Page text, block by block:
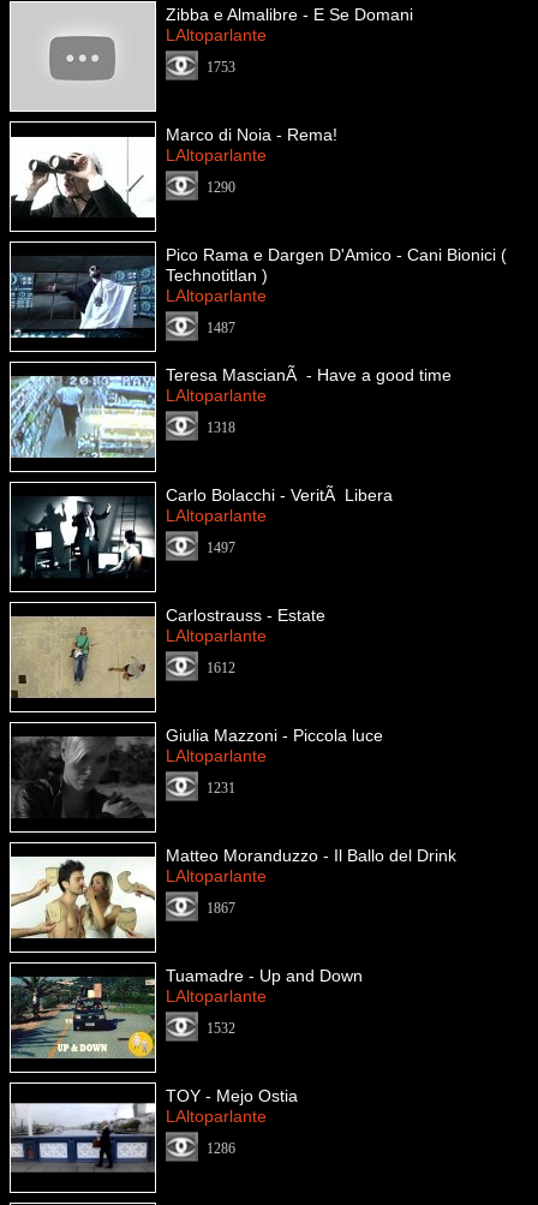
Zibba e Almalibre - E Se Domani
LAltoparlante
1753
Marco di Noia - Rema!
LAltoparlante
1290
Pico Rama e Dargen D'Amico - Cani Bionici (
Technotitlan )
LAltoparlante
1487
Teresa MascianÃ - Have a good time
LAltoparlante
1318
Carlo Bolacchi - VeritÃ Libera
LAltoparlante
1497
Carlostrauss - Estate
LAltoparlante
1612
Giulia Mazzoni - Piccola luce
LAltoparlante
1231
Matteo Moranduzzo - Il Ballo del Drink
LAltoparlante
1867
Tuamadre - Up and Down
LAltoparlante
1532
TOY - Mejo Ostia
LAltoparlante
1286